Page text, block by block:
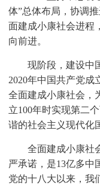
体”总体布局，协调
面建成小康社会进程
向前进。
现阶段，建设中国
2020年中国共产党成
全面建成小康社会，
立100年时实现第二
谐的社会主义现代化
全面建成小康社会
严承诺，是13亿多中
党的十八大以来，我